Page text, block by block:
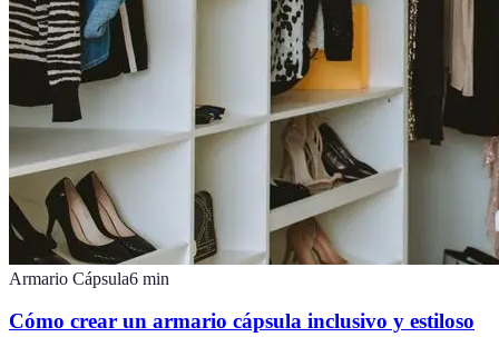
Armario Cápsula6 min
Cómo crear un armario cápsula inclusivo y estiloso